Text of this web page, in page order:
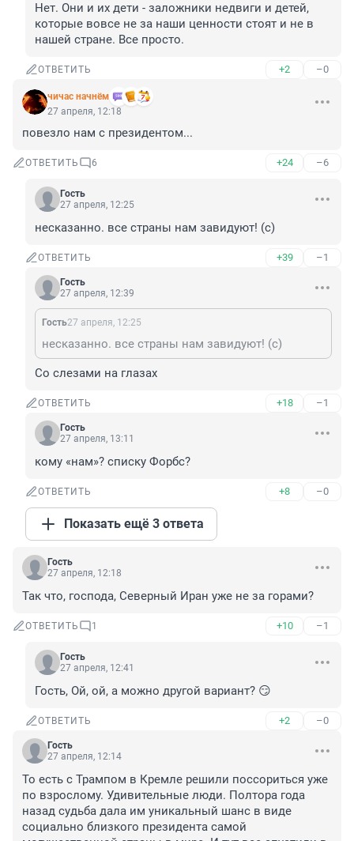
Нет. Они и их дети - заложники недвиги и детей,
которые вовсе не за наши ценности стоят и не в
нашей стране. Все просто.
ОТВЕТИТЬ +2 –0
чичас начнём
27 апреля, 12:18
повезло нам с президентом...
ОТВЕТИТЬ 6 +24 –6
Гость
27 апреля, 12:25
несказанно. все страны нам завидуют! (с)
ОТВЕТИТЬ +39 –1
Гость
27 апреля, 12:39
Гость27 апреля, 12:25
несказанно. все страны нам завидуют! (с)
Со слезами на глазах
ОТВЕТИТЬ +18 –1
Гость
27 апреля, 13:11
кому «нам»? списку Форбс?
ОТВЕТИТЬ +8 –0
Показать ещё 3 ответа
Гость
27 апреля, 12:18
Так что, господа, Северный Иран уже не за горами?
ОТВЕТИТЬ 1 +10 –1
Гость
27 апреля, 12:41
Гость, Ой, ой, а можно другой вариант? 😏
ОТВЕТИТЬ +2 –0
Гость
27 апреля, 12:14
То есть с Трампом в Кремле решили поссориться уже
по взрослому. Удивительные люди. Полтора года
назад судьба дала им уникальный шанс в виде
социально близкого президента самой